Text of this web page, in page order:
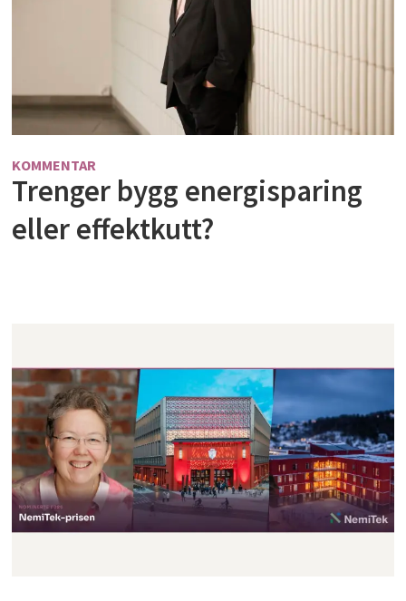
KOMMENTAR
Trenger bygg energisparing
eller effektkutt?